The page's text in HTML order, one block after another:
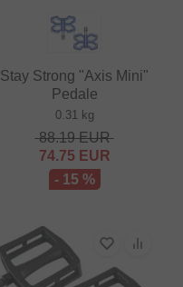
Stay Strong "Axis Mini"
Pedale
0.31 kg
88.19EUR
74.75 EUR
- 15 %